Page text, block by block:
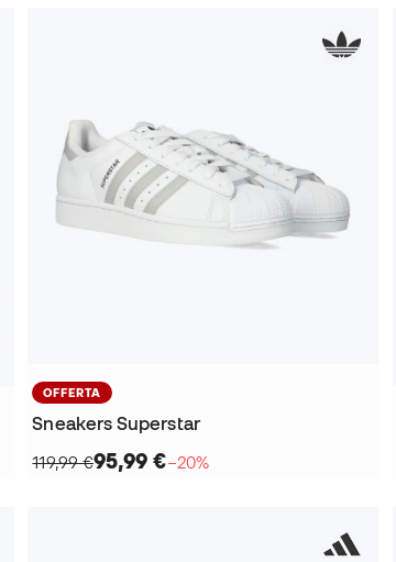
OFFERTA
Sneakers Superstar
119,99 €95,99 €−20%